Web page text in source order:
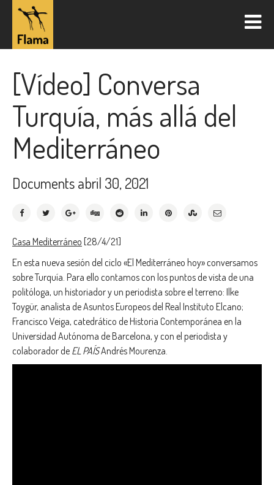
[Vídeo] Conversa
Turquía, más allá del
Mediterráneo
Documentsabril 30, 2021
Casa Mediterráneo [28/4/21]
En esta nueva sesión del ciclo «El Mediterráneo hoy» conversamos
sobre Turquía. Para ello contamos con los puntos de vista de una
politóloga, un historiador y un periodista sobre el terreno: Ilke
Toygür, analista de Asuntos Europeos del Real Instituto Elcano;
Francisco Veiga, catedrático de Historia Contemporánea en la
Universidad Autónoma de Barcelona, y con el periodista y
colaborador de EL PAÍSAndrés Mourenza.